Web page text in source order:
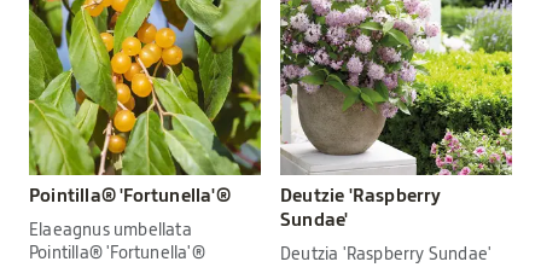
Pointilla® 'Fortunella'®
Elaeagnus umbellata
Pointilla® 'Fortunella'®
Deutzie 'Raspberry
Sundae'
Deutzia 'Raspberry Sundae'